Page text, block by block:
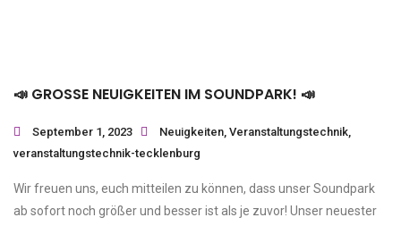
📣 GROSSE NEUIGKEITEN IM SOUNDPARK! 📣
September 1, 2023 Neuigkeiten, Veranstaltungstechnik,
veranstaltungstechnik-tecklenburg
Wir freuen uns, euch mitteilen zu können, dass unser Soundpark
ab sofort noch größer und besser ist als je zuvor! Unser neuester